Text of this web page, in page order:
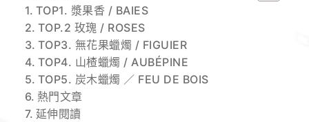
TOP1. 漿果香 / BAIES
TOP.2 玫瑰 / ROSES
TOP3. 無花果蠟燭 / FIGUIER
TOP4. 山楂蠟燭 / AUBÉPINE
TOP5. 炭木蠟燭 ／ FEU DE BOIS
熱門文章
延伸閱讀